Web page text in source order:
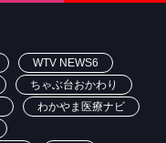
WTV NEWS6
ちゃぶ台おかわり
わかやま医療ナビ